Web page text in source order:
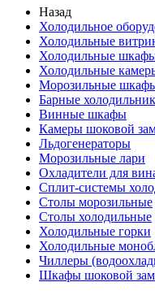
Назад
Холодильное
Холодильные
Холодильные
Холодильные
Морозильные
Барные
Винные шкафы
Камеры шоковой
Льдогенераторы
Морозильные лари
Охладители для
Сплит-системы
Столы морозильные
Столы холодильные
Холодильные горки
Холодильные
Чиллеры
Шкафы шоковой